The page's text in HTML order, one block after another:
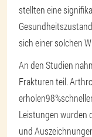
stellten eine
sich einer solchen
An den Studien
Frakturen teil.
erholen98%
Leistungen wurden
und